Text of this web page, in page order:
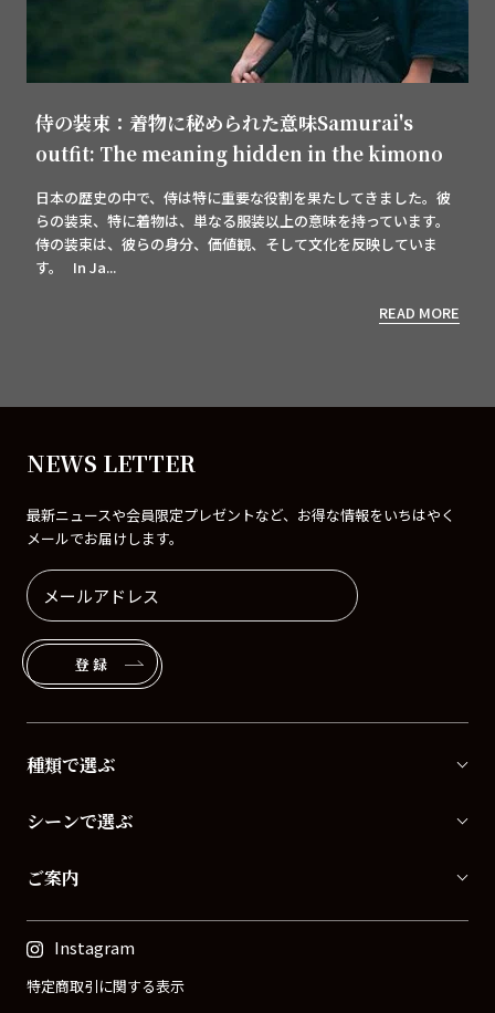
侍の装束：着物に秘められた意味Samurai's
outfit: The meaning hidden in the kimono
日本の歴史の中で、侍は特に重要な役割を果たしてきました。彼
らの装束、特に着物は、単なる服装以上の意味を持っています。
侍の装束は、彼らの身分、価値観、そして文化を反映していま
す。 In Ja...
READ MORE
NEWS LETTER
最新ニュースや会員限定プレゼントなど、お得な情報をいちはやく
メールでお届けします。
登録
種類で選ぶ
シーンで選ぶ
ご案内
Instagram
特定商取引に関する表示